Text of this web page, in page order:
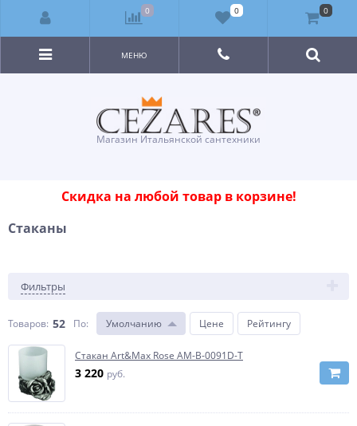
Магазин Итальянской сантехники
МЕНЮ
Скидка на любой товар в корзине!
Стаканы
Фильтры
Товаров: 52 По: Умолчанию Цене Рейтингу
Стакан Art&Max Rose AM-B-0091D-T
3 220 руб.
0 0 0